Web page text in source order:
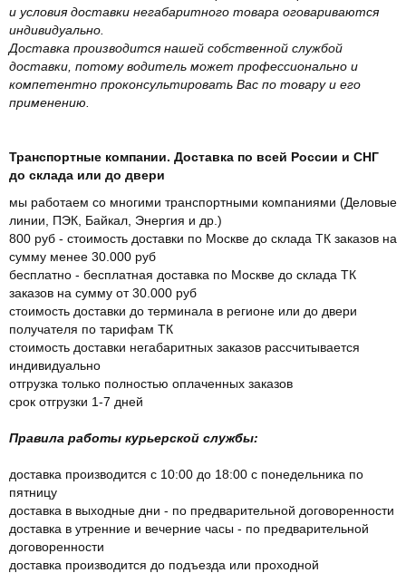
и условия доставки негабаритного товара оговариваются
индивидуально.
Доставка производится нашей собственной службой
доставки, потому водитель может профессионально и
компетентно проконсультировать Вас по товару и его
применению.
Транспортные компании. Доставка по всей России и СНГ
до склада или до двери
мы работаем со многими транспортными компаниями (Деловые
линии, ПЭК, Байкал, Энергия и др.)
800 руб - стоимость доставки по Москве до склада ТК заказов на
сумму менее 30.000 руб
бесплатно - бесплатная доставка по Москве до склада ТК
заказов на сумму от 30.000 руб
стоимость доставки до терминала в регионе или до двери
получателя по тарифам ТК
стоимость доставки негабаритных заказов рассчитывается
индивидуально
отгрузка только полностью оплаченных заказов
срок отгрузки 1-7 дней
Правила работы курьерской службы:
доставка производится с 10:00 до 18:00 с понедельника по
пятницу
доставка в выходные дни - по предварительной договоренности
доставка в утренние и вечерние часы - по предварительной
договоренности
доставка производится до подъезда или проходной